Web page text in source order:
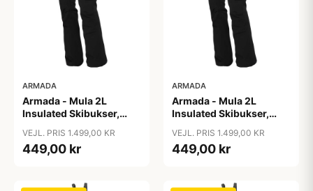
ARMADA
Armada - Mula 2L
Insulated Skibukser,
VEJL. PRIS 1.499,00 KR
449,00 kr
ARMADA
Armada - Mula 2L
Insulated Skibukser,
VEJL. PRIS 1.499,00 KR
449,00 kr